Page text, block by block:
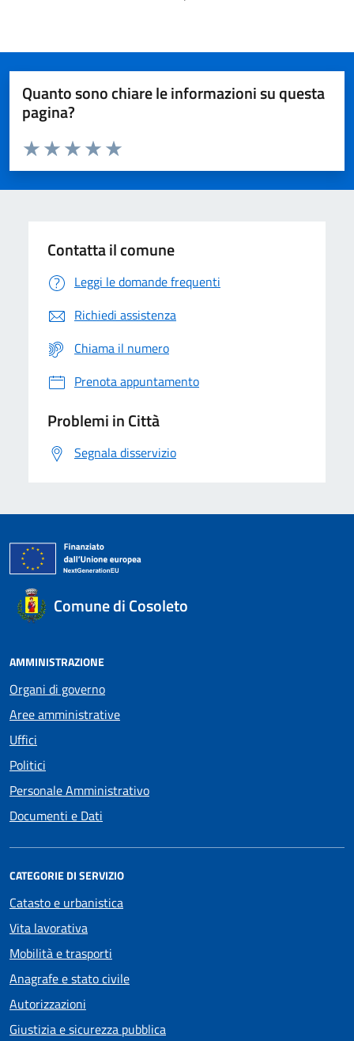
Quanto sono chiare le informazioni su questa
pagina?
Domanda
Valuta da 1 a 5 stelle la pagina
Valuta 5 stelle su 5
Valuta 4 stelle su 5
Valuta 3 stelle su 5
Valuta 2 stelle su 5
Valuta 1 stelle su 5
Contatta il comune
Leggi le domande frequenti
Richiedi assistenza
Chiama il numero
Prenota appuntamento
Problemi in Città
Segnala disservizio
Comune di Cosoleto
AMMINISTRAZIONE
Organi di governo
Aree amministrative
Uffici
Politici
Personale Amministrativo
Documenti e Dati
CATEGORIE DI SERVIZIO
Catasto e urbanistica
Vita lavorativa
Mobilità e trasporti
Anagrafe e stato civile
Autorizzazioni
Giustizia e sicurezza pubblica